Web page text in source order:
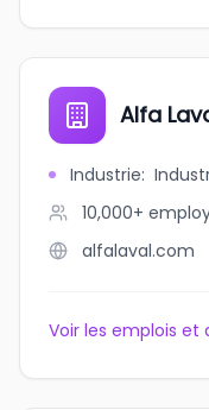
Alfa
Industrie:
10,000+
alfalaval.com
Voir les emplois et